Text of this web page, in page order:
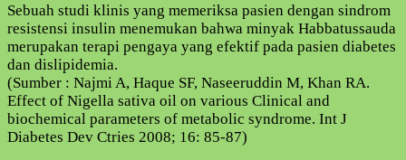
Sebuah studi klinis yang memeriksa pasien dengan sindrom
resistensi insulin menemukan bahwa minyak Habbatussauda
merupakan terapi pengaya yang efektif pada pasien diabetes
dan dislipidemia.
(Sumber : Najmi A, Haque SF, Naseeruddin M, Khan RA.
Effect of Nigella sativa oil on various Clinical and
biochemical parameters of metabolic syndrome. Int J
Diabetes Dev Ctries 2008; 16: 85-87)